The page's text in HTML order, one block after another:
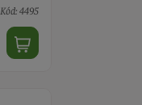
Kód: 4495